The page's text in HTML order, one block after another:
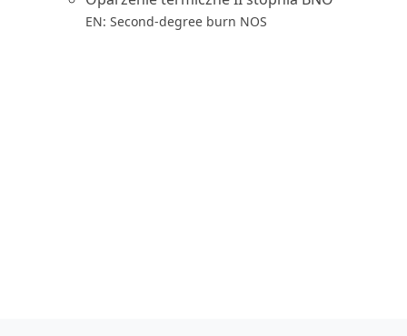
EN: Second-degree burn NOS